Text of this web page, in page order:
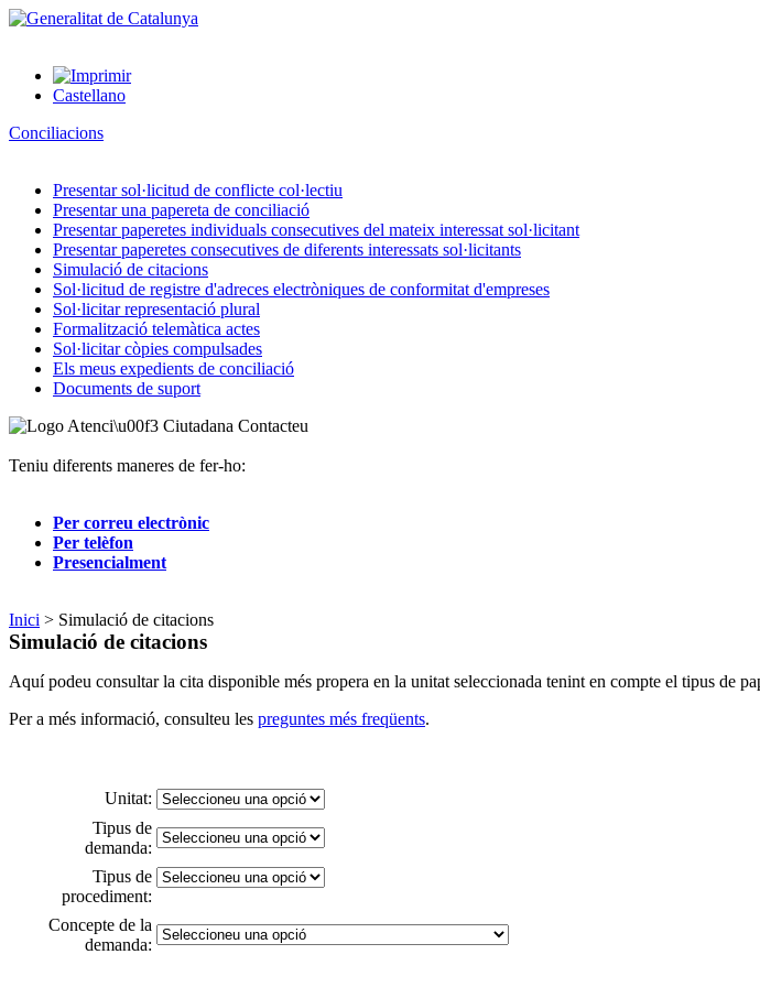
Castellano
Conciliacions
Presentar sol·licitud de conflicte col·lectiu
Presentar una papereta de conciliació
Presentar paperetes individuals consecutives del mateix interessat sol·licitant
Presentar paperetes consecutives de diferents interessats sol·licitants
Simulació de citacions
Sol·licitud de registre d'adreces electròniques de conformitat d'empreses
Sol·licitar representació plural
Formalització telemàtica actes
Sol·licitar còpies compulsades
Els meus expedients de conciliació
Documents de suport
Contacteu
Teniu diferents maneres de fer-ho:
Per correu electrònic
Per telèfon
Presencialment
Inici > Simulació de citacions
Simulació de citacions
Aquí podeu consultar la cita disponible més propera en la unitat seleccionada tenint en compte el tipus de
Per a més informació, consulteu les preguntes més freqüents.
Unitat:
Tipus de
demanda:
Tipus de
procediment:
Concepte de la
demanda: